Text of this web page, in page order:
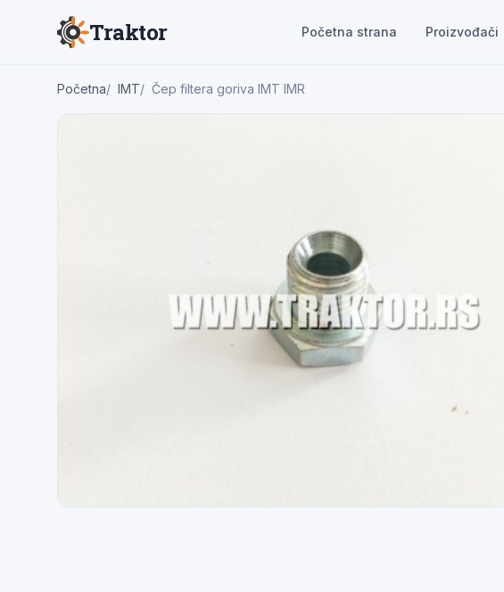
Traktor Početna strana Proizvođači
Početna IMT Čep filtera goriva IMT IMR